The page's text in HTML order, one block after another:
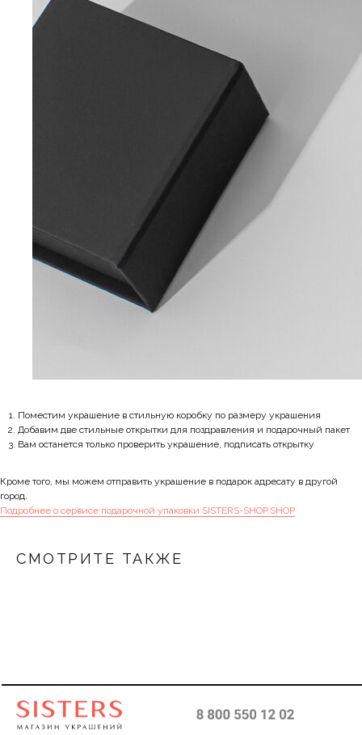
Поместим украшение в стильную коробку по размеру украшения
Добавим две стильные открытки для поздравления и подарочный пакет
Вам останется только проверить украшение, подписать открытку
Кроме того, мы можем отправить украшение в подарок адресату в другой
город.
Подробнее о сервисе подарочной упаковки SISTERS-SHOP.SHOP
СМОТРИТЕ ТАКЖЕ